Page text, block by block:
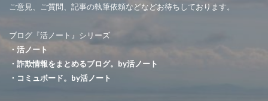
ご意見、ご質問、記事の執筆依頼などなどお待ちしております。
ブログ『活ノート』シリーズ
・活ノート
・詐欺情報をまとめるブログ。by活ノート
・コミュボード。by活ノート